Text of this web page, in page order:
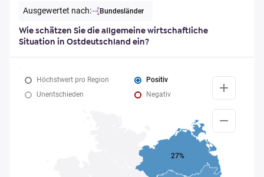
Ausgewertet nach: Bundesländer
Wie schätzen Sie die allgemeine wirtschaftliche
Situation in Ostdeutschland ein?
Höchstwert pro Region
Positiv
Unentschieden
Negativ
27%